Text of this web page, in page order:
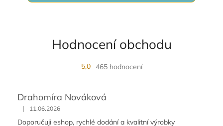
Hodnocení obchodu
5,0 465 hodnocení
Drahomíra Nováková
| 11.06.2026
Doporučuji eshop, rychlé dodání a kvalitní výrobky